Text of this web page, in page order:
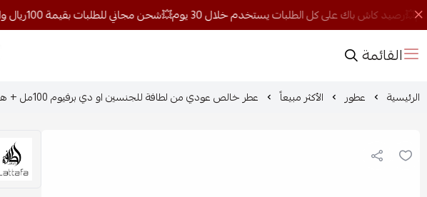
القائمة
الرئيسية عطور الأكثر مبيعاً عطر خالص عودي من لطافة للجنسين او دي برفيوم 100مل + هدية مزيل عرق